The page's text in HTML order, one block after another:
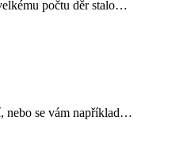
počtu děr stalo…
nebo se vám například…